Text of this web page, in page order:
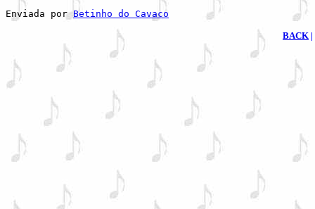
Enviada por Betinho do Cavaco
BACK |